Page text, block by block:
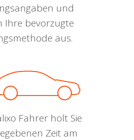
und
Ihre bevorzugte
aus.
Fahrer holt Sie
Zeit am